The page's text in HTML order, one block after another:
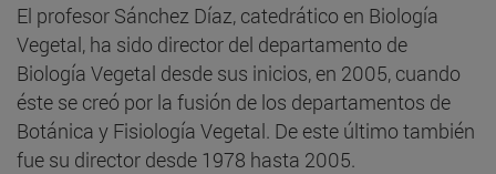
El profesor Sánchez Díaz, catedrático en Biología
Vegetal, ha sido director del departamento de
Biología Vegetal desde sus inicios, en 2005, cuando
éste se creó por la fusión de los departamentos de
Botánica y Fisiología Vegetal. De este último también
fue su director desde 1978 hasta 2005.